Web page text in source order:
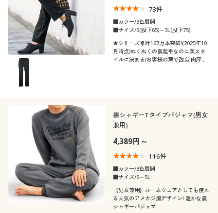
73件
■カラー/3色展開
■サイズ/S(股下65)～3L(股下75)
★シリーズ累計167万本突破!(2025年10
月時点)ぬくぬくの裏起毛なのに美スタ
イルに決まる!お客様の声で改良!肉厚の
裏シャギーTタイプパジャマ(男女
兼用)
4,389円～
116件
■カラー/3色展開
■サイズ/S～5L
【男女兼用】ルームウェアとしても使え
る人気のアメカジ風デザイン! 温かな裏
シャギーパジャマ